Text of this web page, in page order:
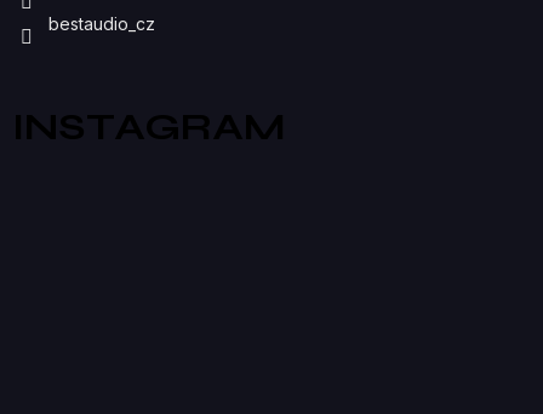
bestaudio_cz
INSTAGRAM